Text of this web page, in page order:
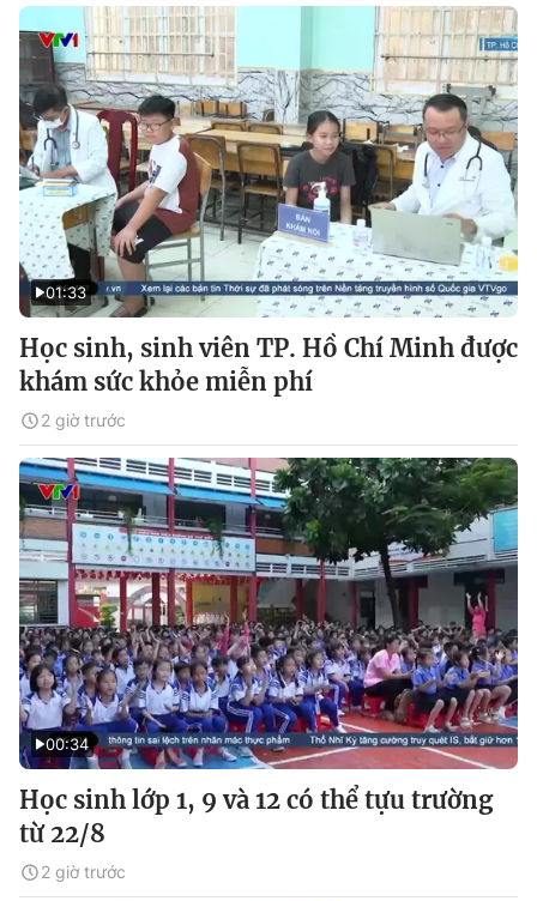
01:33
Học sinh, sinh viên TP. Hồ Chí Minh được
khám sức khỏe miễn phí
2 giờ trước
00:34
Học sinh lớp 1, 9 và 12 có thể tựu trường
từ 22/8
2 giờ trước